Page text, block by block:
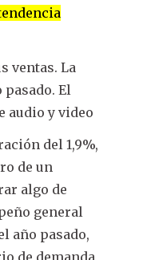
ventas. La
El
audio y video
del 1,9%,
de un
algo de
general
año pasado,